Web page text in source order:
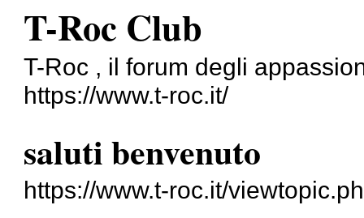
T-Roc Club
T-Roc , il forum degli
https://www.t-roc.it/
saluti benvenuto
https://www.t-roc.it/